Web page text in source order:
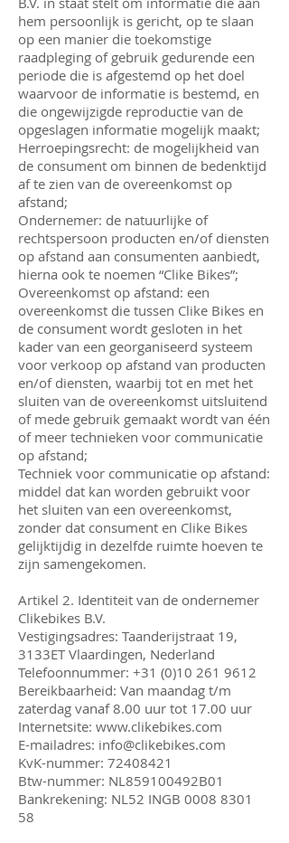
hem persoonlijk is gericht, op te slaan
op een manier die toekomstige
raadpleging of gebruik gedurende een
periode die is afgestemd op het doel
waarvoor de informatie is bestemd, en
die ongewijzigde reproductie van de
opgeslagen informatie mogelijk maakt;
Herroepingsrecht: de mogelijkheid van
de consument om binnen de bedenktijd
af te zien van de overeenkomst op
afstand;
Ondernemer: de natuurlijke of
rechtspersoon producten en/of diensten
op afstand aan consumenten aanbiedt,
hierna ook te noemen “Clike Bikes”;
Overeenkomst op afstand: een
overeenkomst die tussen Clike Bikes en
de consument wordt gesloten in het
kader van een georganiseerd systeem
voor verkoop op afstand van producten
en/of diensten, waarbij tot en met het
sluiten van de overeenkomst uitsluitend
of mede gebruik gemaakt wordt van één
of meer technieken voor communicatie
op afstand;
Techniek voor communicatie op afstand:
middel dat kan worden gebruikt voor
het sluiten van een overeenkomst,
zonder dat consument en Clike Bikes
gelijktijdig in dezelfde ruimte hoeven te
zijn samengekomen.
Artikel 2. Identiteit van de ondernemer
Clikebikes B.V.
Vestigingsadres: Taanderijstraat 19,
3133ET Vlaardingen, Nederland
Telefoonnummer: +31 (0)10 261 9612
Bereikbaarheid: Van maandag t/m
zaterdag vanaf 8.00 uur tot 17.00 uur
Internetsite: www.clikebikes.com
E-mailadres: info@clikebikes.com
KvK-nummer: 72408421
Btw-nummer: NL859100492B01
Bankrekening: NL52 INGB 0008 8301
58